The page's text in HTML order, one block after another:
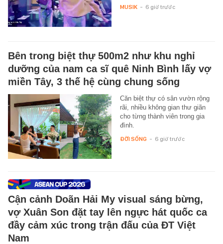
MUSIK - 6 giờ trước
Bên trong biệt thự 500m2 như khu nghỉ
dưỡng của nam ca sĩ quê Ninh Bình lấy vợ
miền Tây, 3 thế hệ cùng chung sống
Căn biệt thự có sân vườn rộng
rãi, nhiều không gian thư giãn
cho từng thành viên trong gia
đình.
ĐỜI SỐNG - 6 giờ trước
Cận cảnh Doãn Hải My visual sáng bừng,
vợ Xuân Son đặt tay lên ngực hát quốc ca
đầy cảm xúc trong trận đấu của ĐT Việt
Nam